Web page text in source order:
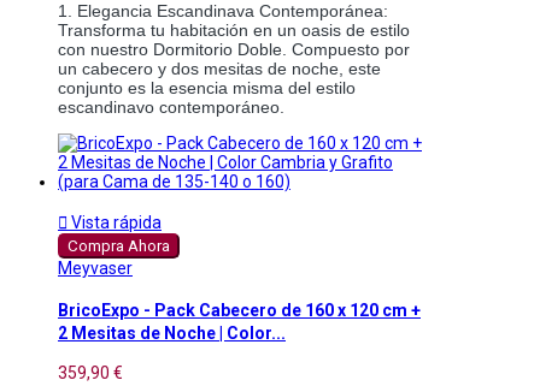
1. Elegancia Escandinava Contemporánea:
Transforma tu habitación en un oasis de estilo
con nuestro Dormitorio Doble. Compuesto por
un cabecero y dos mesitas de noche, este
conjunto es la esencia misma del estilo
escandinavo contemporáneo.
 Vista rápida
Compra Ahora
Meyvaser
BricoExpo - Pack Cabecero de 160 x 120 cm +
2 Mesitas de Noche | Color...
359,90 €